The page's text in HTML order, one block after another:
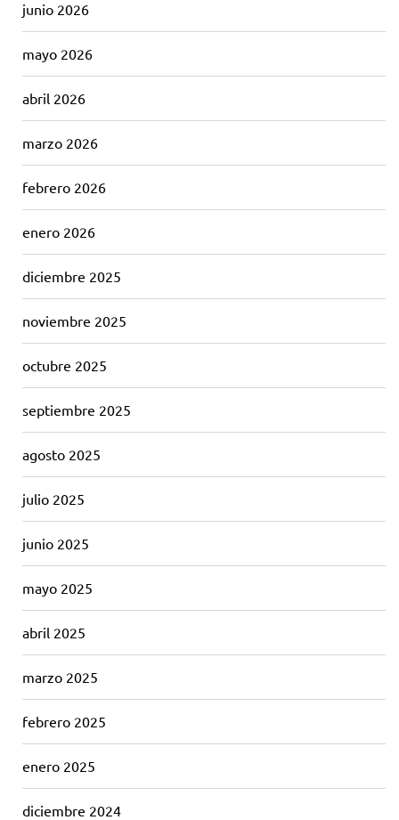
junio 2026
mayo 2026
abril 2026
marzo 2026
febrero 2026
enero 2026
diciembre 2025
noviembre 2025
octubre 2025
septiembre 2025
agosto 2025
julio 2025
junio 2025
mayo 2025
abril 2025
marzo 2025
febrero 2025
enero 2025
diciembre 2024